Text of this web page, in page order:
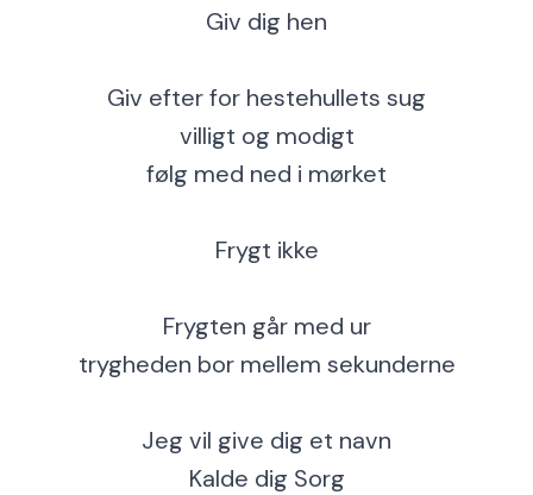
Giv dig hen
Giv efter for hestehullets sug
villigt og modigt
følg med ned i mørket
Frygt ikke
Frygten går med ur
trygheden bor mellem sekunderne
Jeg vil give dig et navn
Kalde dig Sorg